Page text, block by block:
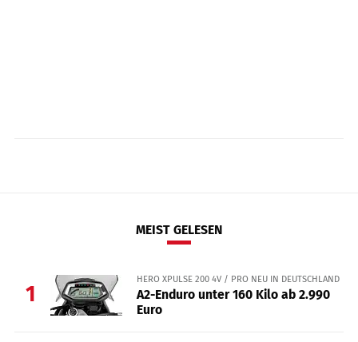
MEIST GELESEN
1
HERO XPULSE 200 4V / PRO NEU IN DEUTSCHLAND
A2-Enduro unter 160 Kilo ab 2.990
Euro